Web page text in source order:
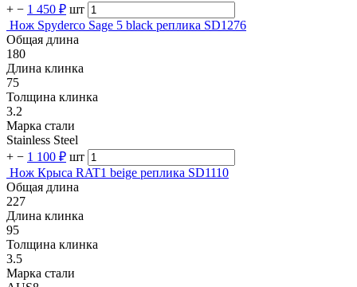
+ − 1 450 ₽ шт
Нож Spyderco Sage 5 black реплика SD1276
Общая длина
180
Длина клинка
75
Толщина клинка
3.2
Марка стали
Stainless Steel
+ − 1 100 ₽ шт
Нож Крыса RAT1 beige реплика SD1110
Общая длина
227
Длина клинка
95
Толщина клинка
3.5
Марка стали